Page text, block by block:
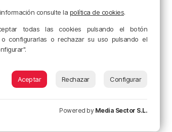
de las horas).
consulte la política de cookies.
todas las cookies pulsando el botón
o configurarlas o rechazar su uso pulsando el
Aceptar Rechazar Configurar
Powered by Media Sector S.L.